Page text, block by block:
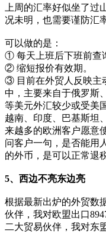
上周的汇率好似坐了
况未明，也需要谨防汇
可以做的是：
① 每天上班后下班前查
② 缩短报价有效期。
③ 目前在外贸人反映主
中，主要来自于俄罗斯
等美元外汇较少或受美
越南、印度、巴基斯坦
来越多的欧洲客户愿意
问客户一句，是否能用
的外币，是可以正常退
5、西边不亮东边亮
根据最新出炉的外贸数
伙伴，我对欧盟出口
二大贸易伙伴，我对东